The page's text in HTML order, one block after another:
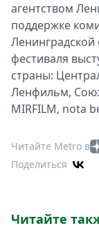
агентством
поддержке
Ленинградской
фестиваля
страны:
Ленфильм,
MIRFILM, nota
Читайте Metro в
Поделиться
Читайте